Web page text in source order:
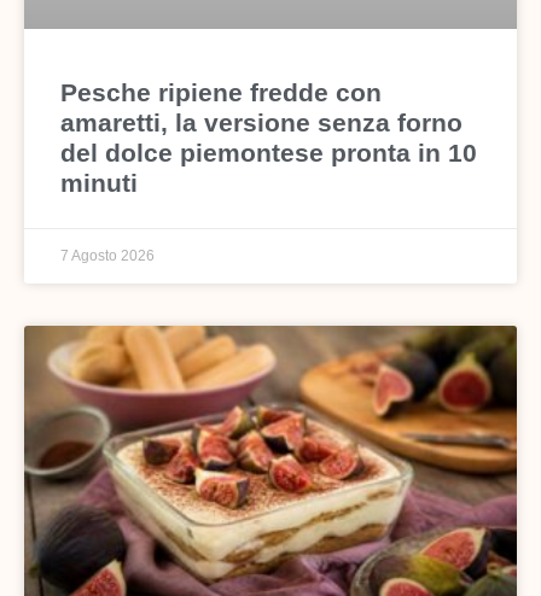
Pesche ripiene fredde con
amaretti, la versione senza forno
del dolce piemontese pronta in 10
minuti
7 Agosto 2026